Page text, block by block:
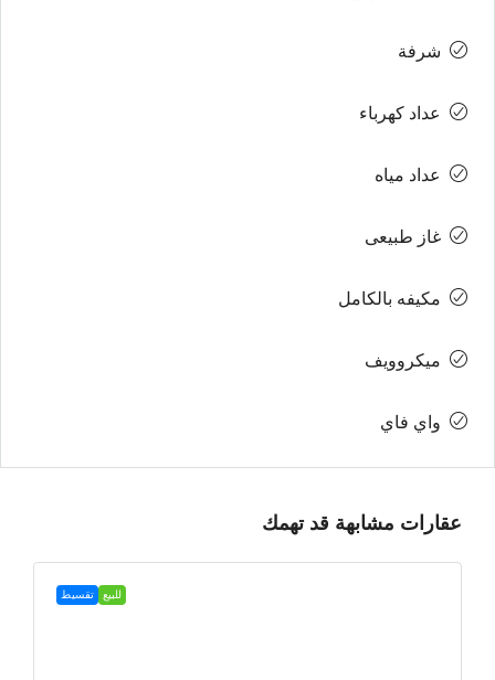
شرفة
عداد كهرباء
عداد مياه
غاز طبيعى
مكيفه بالكامل
ميكروويف
واي فاي
عقارات مشابهة قد تهمك
للبيع تقسيط